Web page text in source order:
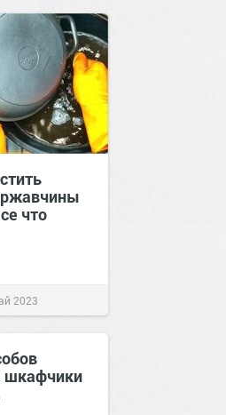
ржавчины
что
2023
шкафчики